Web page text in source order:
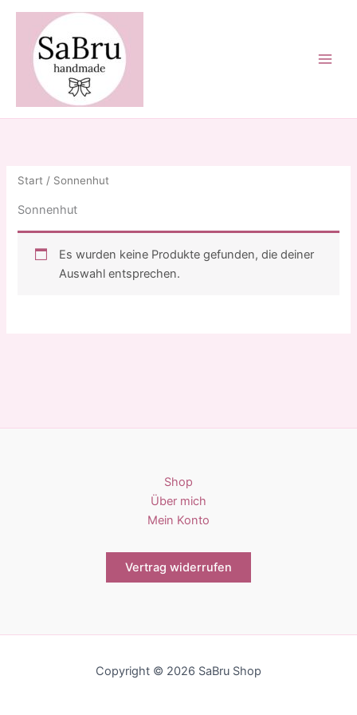
Zum
springen
Start / Sonnenhut
Sonnenhut
Es wurden keine Produkte gefunden, die deiner
Auswahl entsprechen.
Shop
Über mich
Mein Konto
Vertrag widerrufen
Copyright © 2026 SaBru Shop